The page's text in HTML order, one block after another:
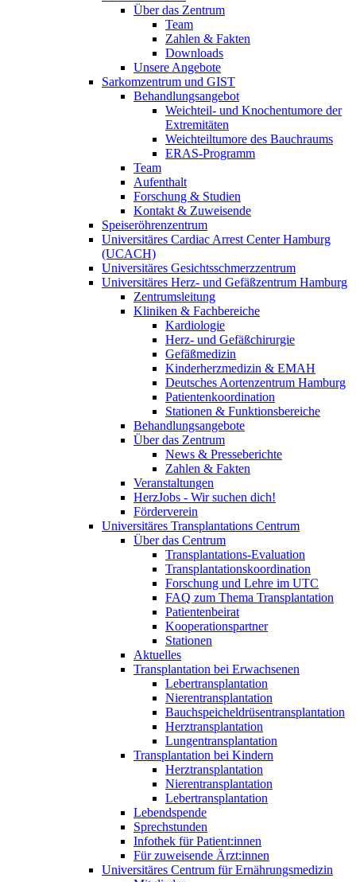
Über das Zentrum
Team
Zahlen & Fakten
Downloads
Unsere Angebote
Sarkomzentrum und GIST
Behandlungsangebot
Weichteil- und Knochentumore der
Extremitäten
Weichteiltumore des Bauchraums
ERAS-Programm
Team
Aufenthalt
Forschung & Studien
Kontakt & Zuweisende
Speiseröhrenzentrum
Universitäres Cardiac Arrest Center Hamburg
(UCACH)
Universitäres Gesichtsschmerzzentrum
Universitäres Herz- und Gefäßzentrum Hamburg
Zentrumsleitung
Kliniken & Fachbereiche
Kardiologie
Herz- und Gefäßchirurgie
Gefäßmedizin
Kinderherzmedizin & EMAH
Deutsches Aortenzentrum Hamburg
Patientenkoordination
Stationen & Funktionsbereiche
Behandlungsangebote
Über das Zentrum
News & Presseberichte
Zahlen & Fakten
Veranstaltungen
HerzJobs - Wir suchen dich!
Förderverein
Universitäres Transplantations Centrum
Über das Centrum
Transplantations-Evaluation
Transplantationskoordination
Forschung und Lehre im UTC
FAQ zum Thema Transplantation
Patientenbeirat
Kooperationspartner
Stationen
Aktuelles
Transplantation bei Erwachsenen
Lebertransplantation
Nierentransplantation
Bauchspeicheldrüsentransplantation
Herztransplantation
Lungentransplantation
Transplantation bei Kindern
Herztransplantation
Nierentransplantation
Lebertransplantation
Lebendspende
Sprechstunden
Infothek für Patient:innen
Für zuweisende Ärzt:innen
Universitäres Centrum für Ernährungsmedizin